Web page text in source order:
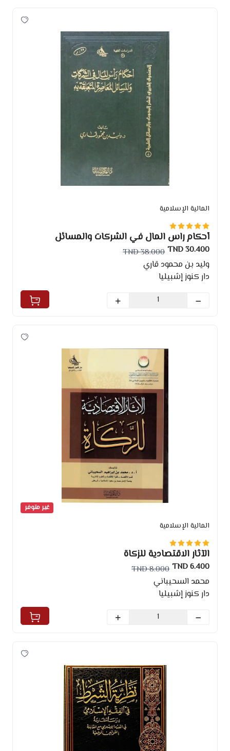
المالية الإسلامية
أحكام راس المال في الشركات والمسائل
المعاصرة المتعلقة به.
30.400 TND
38.000 TND
وليد بن محمود قاري
دار كنوز إشبيليا
غير متوفر
المالية الإسلامية
الآثار الاقتصادية للزكاة
6.400 TND
8.000 TND
محمد السحيباني
دار كنوز إشبيليا